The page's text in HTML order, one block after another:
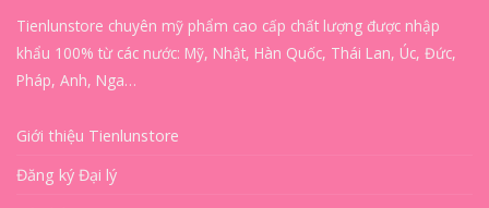
Tienlunstore chuyên mỹ phẩm cao cấp chất lượng được nhập
khẩu 100% từ các nước: Mỹ, Nhật, Hàn Quốc, Thái Lan, Úc, Đức,
Pháp, Anh, Nga…
Giới thiệu Tienlunstore
Đăng ký Đại lý